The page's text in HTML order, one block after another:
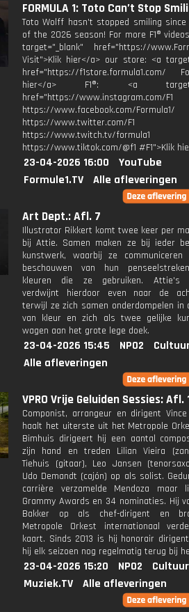
FORMULA 1: Toto Can’t Stop
Toto Wolff hasn't stopped smiling
of the 2026 season! For more F1®
target="_blank" href="https://
Visit">Klik hier</a> our store: <a
href="https://f1store.formula1.com/
hier</a> F1®: <a
href="https://www.instagram.com/F1
https://www.facebook.com/Formula1/
https://www.twitter.com/F1
https://www.twitch.tv/formula1
https://www.tiktok.com/@f1 #F1">Klik
23-04-2026 16:00
YouTube
Formule1.TV
Alle afleveringen
Art Dept.: Afl. 7
Illustrator Rikkert komt twee keer per
bij Attie. Samen maken ze bij ieder
kunstwerk, waarbij ze
beschouwen van hun
kleuren die ze gebruiken. Attie's
verdwijnt hierdoor even naar de
terwijl ze zich samen onderdompelen in
van kleur en zich als twee gelijke
wagen aan het grote lege doek.
23-04-2026 15:45 NPO2
Alle afleveringen
VPRO Vrije Geluiden Sessies: Afl.
Componist, arrangeur en dirigent Vince
haalt het uiterste uit het Metropole
Bimhuis dirigeert hij een aantal
zijn hand en treden Lilian Vieira
Tiehuis (gitaar), Leo Jansen
Udo Demandt (cajón) op als solist.
carrière verzamelde Mendoza maar
Grammy Awards en 34 nominaties. Hij
Bakker op als chef-dirigent en
Metropole Orkest internationaal
kaart. Sinds 2013 is hij honorair
hij elk seizoen nog regelmatig terug bij
23-04-2026 15:20 NPO2
Muziek.TV
Alle afleveringen